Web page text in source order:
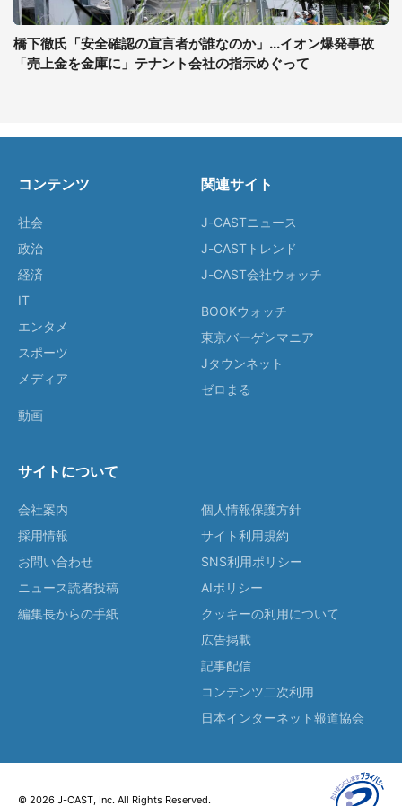
橋下徹氏「安全確認の宣言者が誰なのか」...イオン爆発事故
「売上金を金庫に」テナント会社の指示めぐって
コンテンツ
社会
政治
経済
IT
エンタメ
スポーツ
メディア
動画
関連サイト
J-CASTニュース
J-CASTトレンド
J-CAST会社ウォッチ
BOOKウォッチ
東京バーゲンマニア
Jタウンネット
ゼロまる
サイトについて
会社案内
採用情報
お問い合わせ
ニュース読者投稿
編集長からの手紙
個人情報保護方針
サイト利用規約
SNS利用ポリシー
AIポリシー
クッキーの利用について
広告掲載
記事配信
コンテンツ二次利用
日本インターネット報道協会
© 2026 J-CAST, Inc. All Rights Reserved.